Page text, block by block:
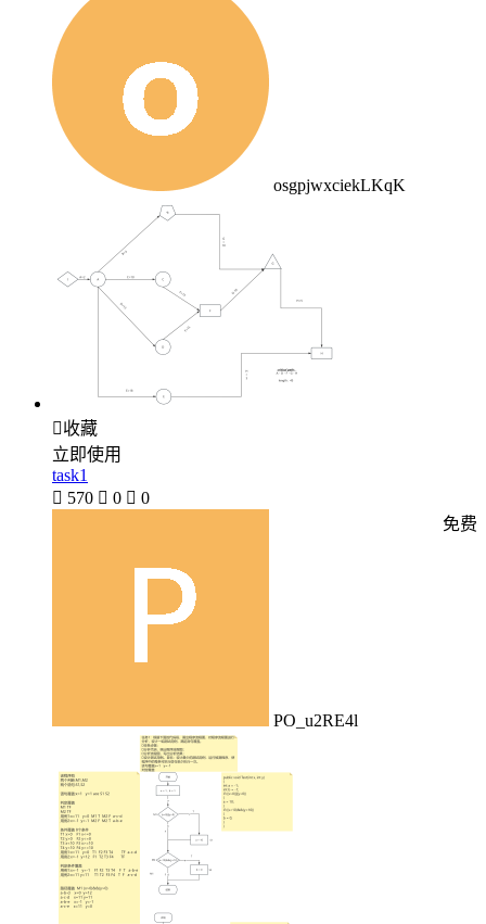
osgpjwxciekLKqK
收藏
立即使用
task1
 570  0  0
PO_u2RE4l
免费